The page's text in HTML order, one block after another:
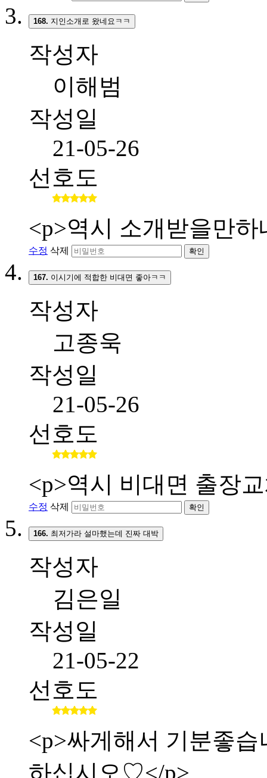
168. 지인소개로 왔네요ㅋㅋ
작성자
이해범
작성일
21-05-26
선호도
<p>역시 소개받을만하
수정 삭제 확인
167. 이시기에 적합한 비대면 좋아ㅋㅋ
작성자
고종욱
작성일
21-05-26
선호도
<p>역시 비대면 출장
수정 삭제 확인
166. 최저가라 설마했는데 진짜 대박
작성자
김은일
작성일
21-05-22
선호도
<p>싸게해서 기분좋습
하십시오♡</p>